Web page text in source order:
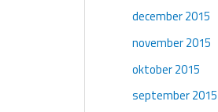
december 2015
november 2015
oktober 2015
september 2015